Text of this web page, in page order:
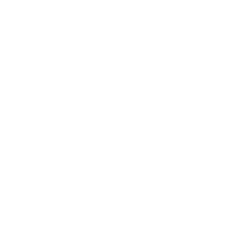
výtah, směnárna, minimarket,
(cca 35 m2)